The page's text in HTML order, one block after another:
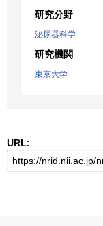
研究分野
泌尿器科学
研究機関
東京大学
URL: